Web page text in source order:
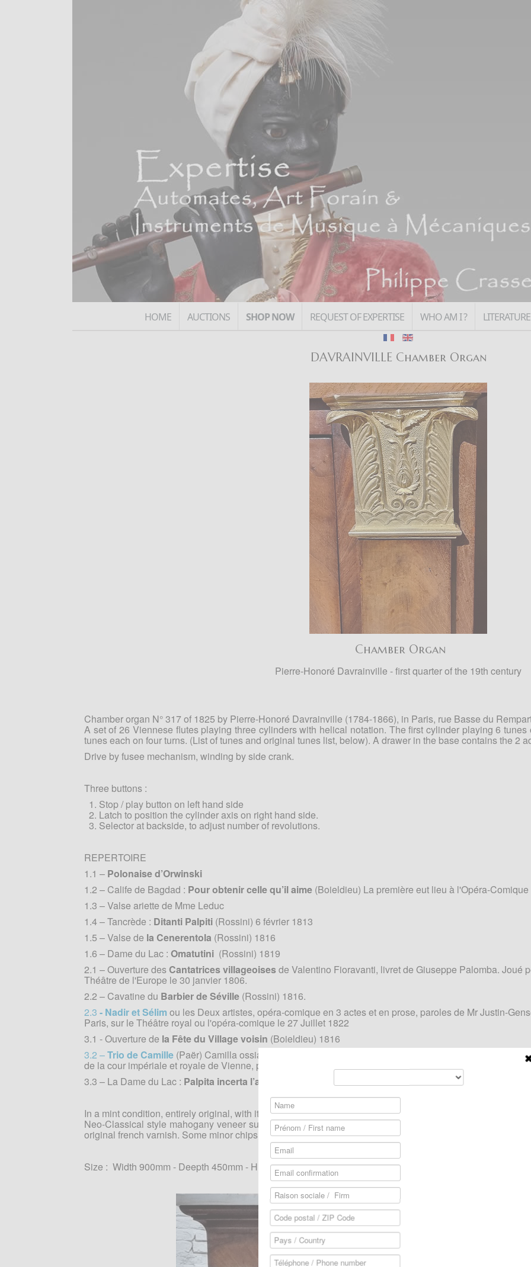
HOME AUCTIONS SHOP NOW REQUEST OF EXPERTISE WHO AM I ? LITERATURE
DAVRAINVILLE Chamber Organ
Chamber Organ
Pierre-Honoré Davrainville - first quarter of the 19th century
Chamber organ N° 317 of 1825 by Pierre-Honoré Davrainville (1784-1866), in Paris, rue Basse du
A set of 26 Viennese flutes playing three cylinders with helical notation. The first cylinder playing 6
tunes each on four turns. (List of tunes and original tunes list, below). A drawer in the base contains the 2
Drive by fusee mechanism, winding by side crank.
Three buttons :
Stop / play button on left hand side
Latch to position the cylinder axis on right hand side.
Selector at backside, to adjust number of revolutions.
REPERTOIRE
1.1 – Polonaise d’Orwinski
1.2 – Calife de Bagdad : Pour obtenir celle qu’il aime (Boieldieu) La première eut lieu à l'Opéra-
1.3 – Valse ariette de Mme Leduc
1.4 – Tancrède : Ditanti Palpiti (Rossini) 6 février 1813
1.5 – Valse de la Cenerentola (Rossini) 1816
1.6 – Dame du Lac : Omatutini (Rossini) 1819
2.1 – Ouverture des Cantatrices villageoisesde Valentino Fioravanti, livret de Giuseppe Palomba. Joué
Théâtre de l'Europe le 30 janvier 1806.
2.2 – Cavatine du Barbier de Séville (Rossini) 1816.
2.3 - Nadir et Sélim ou les Deux artistes, opéra-comique en 3 actes et en prose, paroles de Mr Justin-
Paris, sur le Théâtre royal ou l'opéra-comique le 27 Juillet 1822
3.1 - Ouverture de la Fête du Village voisin (Boieldieu) 1816
3.2 –Trio de Camille (Paër) Camilla ossia il Sotteraneo avec des paroles de Giuseppe Carpani et une
de la cour impériale et royale de Vienne, puis représentée le 14 brumaire an XIII à l'Opéra-Comique
3.3 – La Dame du Lac : Palpita incerta l’alma (Rossini) 1819.
In a mint condition, entirely original, with its key, its crank, its tunes-list and handwritten instructions of the
Neo-Classical style mahogany veneer support cabinet with two pilasters, crowned with Corinthian
original french varnish. Some minor chips of veneer are to be regretted.
Size : Width 900mm - Deepth 450mm - Hight 960mm